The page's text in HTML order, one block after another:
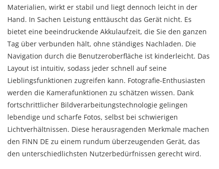
Materialien, wirkt er stabil und liegt dennoch leicht in der
Hand. In Sachen Leistung enttäuscht das Gerät nicht. Es
bietet eine beeindruckende Akkulaufzeit, die Sie den ganzen
Tag über verbunden hält, ohne ständiges Nachladen. Die
Navigation durch die Benutzeroberfläche ist kinderleicht. Das
Layout ist intuitiv, sodass jeder schnell auf seine
Lieblingsfunktionen zugreifen kann. Fotografie-Enthusiasten
werden die Kamerafunktionen zu schätzen wissen. Dank
fortschrittlicher Bildverarbeitungstechnologie gelingen
lebendige und scharfe Fotos, selbst bei schwierigen
Lichtverhältnissen. Diese herausragenden Merkmale machen
den FINN DE zu einem rundum überzeugenden Gerät, das
den unterschiedlichsten Nutzerbedürfnissen gerecht wird.